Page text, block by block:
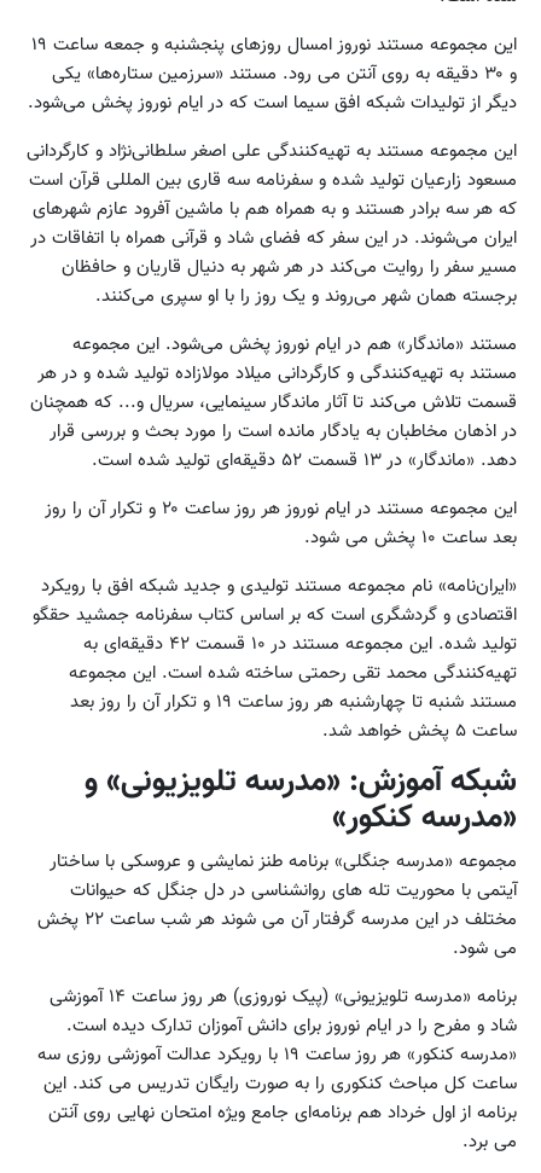
این مجموعه مستند نوروز امسال روزهای پنجشنبه و جمعه ساعت ۱۹
و ۳۰ دقیقه به روی آنتن می رود. مستند «سرزمین ستاره‌ها» یکی
دیگر از تولیدات شبکه افق سیما است که در ایام نوروز پخش می‌شود.
این مجموعه مستند به تهیه‌کنندگی علی اصغر سلطانی‌نژاد و کارگردانی
مسعود زارعیان تولید شده و سفرنامه سه قاری بین المللی قرآن است
که هر سه برادر هستند و به همراه هم با ماشین آفرود عازم شهرهای
ایران می‌شوند. در این سفر که فضای شاد و قرآنی همراه با اتفاقات در
مسیر سفر را روایت می‌کند در هر شهر به دنیال قاریان و حافظان
برجسته همان شهر می‌روند و یک روز را با او سپری می‌کنند.
مستند «ماندگار» هم در ایام نوروز پخش می‌شود. این مجموعه
مستند به تهیه‌کنندگی و کارگردانی میلاد مولازاده تولید شده و در هر
قسمت تلاش می‌کند تا آثار ماندگار سینمایی، سریال و... که همچنان
در اذهان مخاطبان به یادگار مانده است را مورد بحث و بررسی قرار
دهد. «ماندگار» در ۱۳ قسمت ۵۲ دقیقه‌ای تولید شده است.
این مجموعه مستند در ایام نوروز هر روز ساعت ۲۰ و تکرار آن را روز
بعد ساعت ۱۰ پخش می شود.
«ایران‌نامه» نام مجموعه مستند تولیدی و جدید شبکه افق با رویکرد
اقتصادی و گردشگری است که بر اساس کتاب سفرنامه جمشید حقگو
تولید شده. این مجموعه مستند در ۱۰ قسمت ۴۲ دقیقه‌ای به
تهیه‌کنندگی محمد تقی رحمتی ساخته شده است. این مجموعه
مستند شنبه تا چهارشنبه هر روز ساعت ۱۹ و تکرار آن را روز بعد
ساعت ۵ پخش خواهد شد.
شبکه آموزش: «مدرسه تلویزیونی» و
«مدرسه کنکور»
مجموعه «مدرسه جنگلی» برنامه طنز نمایشی و عروسکی با ساختار
آیتمی با محوریت تله های روانشناسی در دل جنگل که حیوانات
مختلف در این مدرسه گرفتار آن می شوند هر شب ساعت ۲۲ پخش
می شود.
برنامه «مدرسه تلویزیونی» (پیک نوروزی) هر روز ساعت ۱۴ آموزشی
شاد و مفرح را در ایام نوروز برای دانش آموزان تدارک دیده است.
«مدرسه کنکور» هر روز ساعت ۱۹ با رویکرد عدالت آموزشی روزی سه
ساعت کل مباحث کنکوری را به صورت رایگان تدریس می کند. این
برنامه از اول خرداد هم برنامه‌ای جامع ویژه امتحان نهایی روی آنتن
می برد.